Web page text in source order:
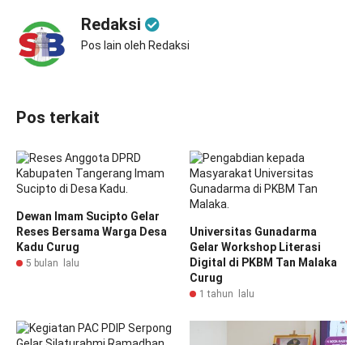
Redaksi
Pos lain oleh Redaksi
Pos terkait
Dewan Imam Sucipto Gelar
Reses Bersama Warga Desa
Kadu Curug
5 bulan lalu
Universitas Gunadarma
Gelar Workshop Literasi
Digital di PKBM Tan Malaka
Curug
1 tahun lalu